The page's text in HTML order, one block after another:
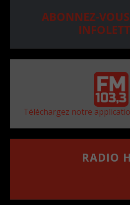
ABONNEZ-
Téléchargez notre
RADIO